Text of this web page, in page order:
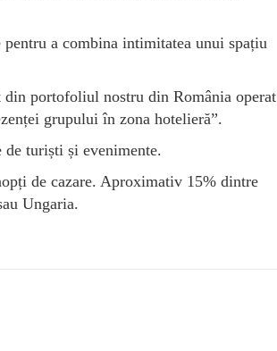
a combina intimitatea unui spațiu
portofoliul nostru din România operat
grupului în zona hotelieră”.
de turiști și evenimente.
de cazare. Aproximativ 15% dintre
Ungaria.